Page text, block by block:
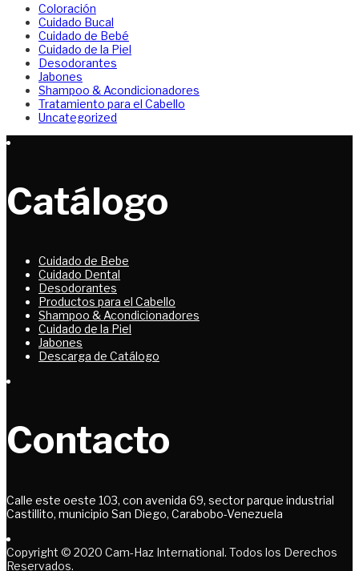
Coloración
Cuidado Bucal
Cuidado de Bebé
Cuidado de la Piel
Desodorantes
Jabones
Shampoo & Acondicionadores
Tratamiento para el Cabello
Uncategorized
Catálogo
Cuidado de Bebe
Cuidado Dental
Desodorantes
Productos para el Cabello
Shampoo & Acondicionadores
Cuidado de la Piel
Jabones
Descarga de Catálogo
Contacto
Calle este oeste 103, con avenida 69, sector parque industrial
Castillito, municipio San Diego, Carabobo-Venezuela
Copyright © 2020 Cam-Haz International. Todos los Derechos
Reservados.